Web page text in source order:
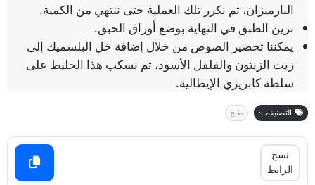
البارميزان، ثم نكرر تلك العملية حتى ننتهي من الكمية.
نزين الطبق في النهاية بوضع أوراق الحبق.
يمكننا تحضير الصوص من خلال إضافة خل البلسميك إلى
زيت الزيتون والفلفل الأسود، ثم نسكب هذا الخليط على
سلطة كابريزي الإيطالية.
التصنيفات: طبخ
نسخ
الرابط